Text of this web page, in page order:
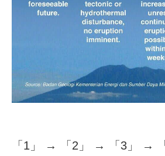
「1」 → 「2」 → 「3」 →